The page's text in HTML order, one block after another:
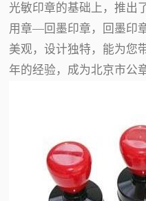
光敏印章的基础上，推出
用章—回墨印章，回墨印
美观，设计独特，能为您
年的经验，成为北京市公